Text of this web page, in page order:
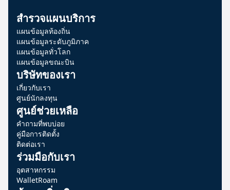
สำรวจแผนบริการ
แผนข้อมูลท้องถิ่น
แผนข้อมูลระดับภูมิภาค
แผนข้อมูลทั่วโลก
แผนข้อมูลขณะบิน
บริษัทของเรา
เกี่ยวกับเรา
ศูนย์นักลงทุน
ศูนย์ช่วยเหลือ
คำถามที่พบบ่อย
คู่มือการติดตั้ง
ติดต่อเรา
ร่วมมือกับเรา
อุตสาหกรรม
WalletRoam